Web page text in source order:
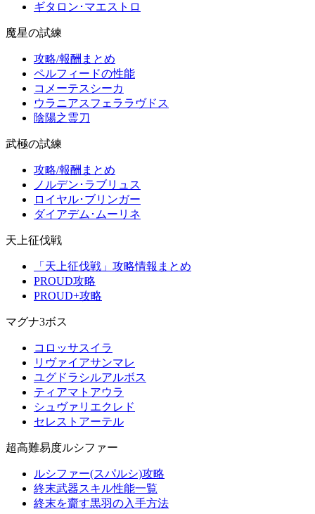
ギタロン･マエストロ
魔星の試練
攻略/報酬まとめ
ペルフィードの性能
コメーテスシーカ
ウラニアスフェララヴドス
陰陽之霊刀
武極の試練
攻略/報酬まとめ
ノルデン･ラブリュス
ロイヤル･ブリンガー
ダイアデム･ムーリネ
天上征伐戦
「天上征伐戦」攻略情報まとめ
PROUD攻略
PROUD+攻略
マグナ3ボス
コロッサスイラ
リヴァイアサンマレ
ユグドラシルアルボス
ティアマトアウラ
シュヴァリエクレド
セレストアーテル
超高難易度ルシファー
ルシファー(スパルシ)攻略
終末武器スキル性能一覧
終末を齎す黒羽の入手方法